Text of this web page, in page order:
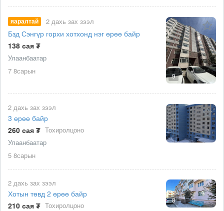
9
яаралтай 2 дахь зах зээл
Бзд Сэнгүр горхи хотхонд нэг өрөө байр
138 сая ₮
Улаанбаатар
7 8сарын
2 дахь зах зээл
3 өрөө байр
260 сая ₮ Тохиролцоно
Улаанбаатар
5 8сарын
8
2 дахь зах зээл
Хотын төвд 2 өрөө байр
210 сая ₮ Тохиролцоно